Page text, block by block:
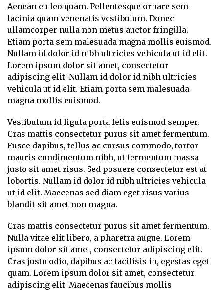
Aenean eu leo quam. Pellentesque ornare sem
lacinia quam venenatis vestibulum. Donec
ullamcorper nulla non metus auctor fringilla.
Etiam porta sem malesuada magna mollis euismod.
Nullam id dolor id nibh ultricies vehicula ut id elit.
Lorem ipsum dolor sit amet, consectetur
adipiscing elit. Nullam id dolor id nibh ultricies
vehicula ut id elit. Etiam porta sem malesuada
magna mollis euismod.
Vestibulum id ligula porta felis euismod semper.
Cras mattis consectetur purus sit amet fermentum.
Fusce dapibus, tellus ac cursus commodo, tortor
mauris condimentum nibh, ut fermentum massa
justo sit amet risus. Sed posuere consectetur est at
lobortis. Nullam id dolor id nibh ultricies vehicula
ut id elit. Maecenas sed diam eget risus varius
blandit sit amet non magna.
Cras mattis consectetur purus sit amet fermentum.
Nulla vitae elit libero, a pharetra augue. Lorem
ipsum dolor sit amet, consectetur adipiscing elit.
Cras justo odio, dapibus ac facilisis in, egestas eget
quam. Lorem ipsum dolor sit amet, consectetur
adipiscing elit. Maecenas faucibus mollis